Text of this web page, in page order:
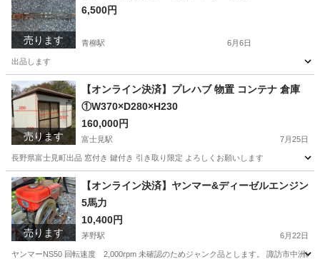
売ります
6,500円
青柳駅 6月6日
出品します
長野 茅野市 青柳駅 メンテナンス用品 鉄筋
売ります
【オンライン決済】プレハブ 物置 コンテナ 倉庫
①W370×D280×H230
160,000円
富士見駅 7月25日
長野県富士見町出品 窓付き 鍵付き 引き取り限定 よろしくお願いします
長野 諏訪郡 富士見駅 収納家具
売ります
【オンライン決済】ヤンマー&ディーゼルエンジン
5馬力
10,400円
茅野駅 6月22日
ヤンマーNS50 回転速度 2,000rpm 未確認のためジャンク品とします。 諏訪市中洲